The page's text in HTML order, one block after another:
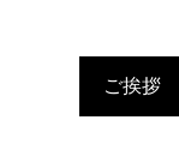
ご挨拶